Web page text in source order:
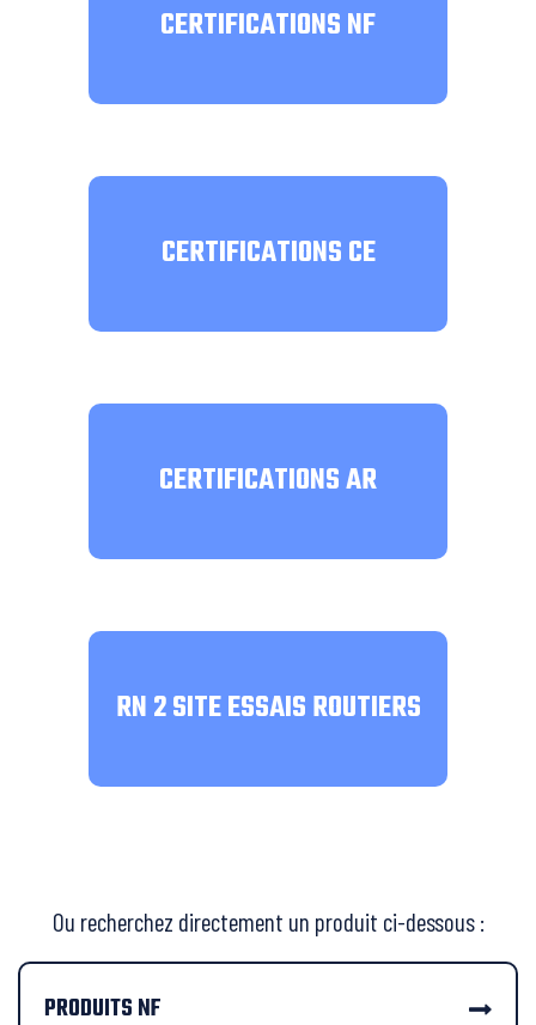
CERTIFICATIONS NF
CERTIFICATIONS CE
CERTIFICATIONS AR
RN 2 SITE ESSAIS ROUTIERS
Ou recherchez directement un produit ci-dessous :
PRODUITS NF